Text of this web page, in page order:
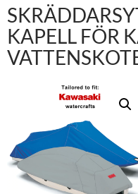
KAPELL FÖR